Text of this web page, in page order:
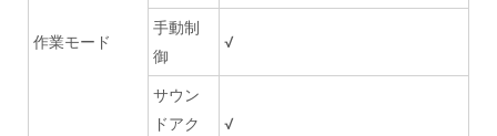
作業モード
手動制
御
√
サウン
ドアク
√